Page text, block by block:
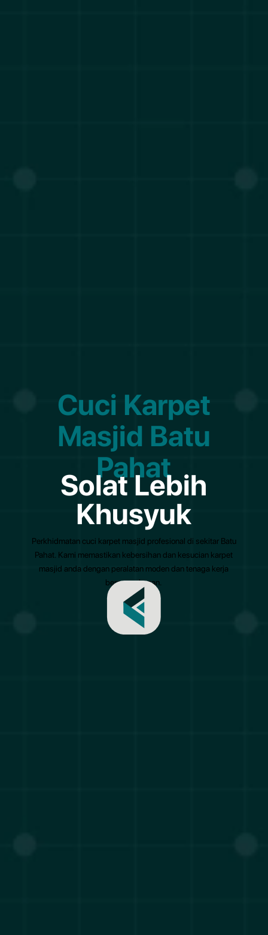
Cuci Karpet
Masjid Batu
Pahat
Solat Lebih
Khusyuk
Perkhidmatan cuci karpet masjid profesional di sekitar Batu
Pahat. Kami memastikan kebersihan dan kesucian karpet
masjid anda dengan peralatan moden dan tenaga kerja
berpengalaman.